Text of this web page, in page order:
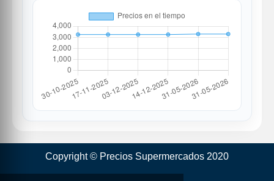
Copyright © Precios Supermercados 2020